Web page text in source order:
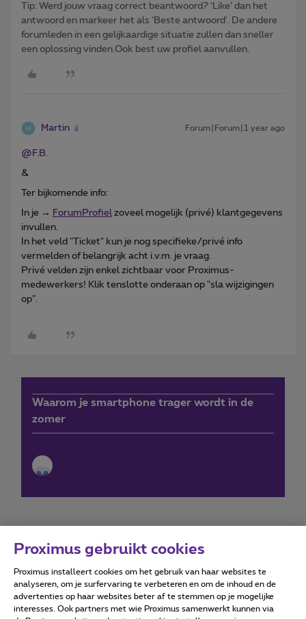
Tip: Werd jouw vraag correct beantwoord? ‘Like’ dan het
antwoord en markeer het als 'Beste antwoord'. De andere
forumleden in een gelijkaardige situatie zullen dan sneller
een oplossing vinden.Ook best uw profiel aanvullen.
Martin Forum|Forum|1 year ago
@F.B.
&
Ter bijkomende info:
In je → ForumProfiel zoveel mogelijk (privé) klantgegevens
invullen.
In het veld "Ticket" kun je nog specifieke/privé info
vermelden of belangrijk acht i.v.m. je vraag.
Privé velden zijn enkel zichtbaar voor Proximus-
medewerkers! Klik tenslotte onderaan op "sla wijzigingen
op".
Waarom je smartphone trager wordt in de
zomer
Forumvoorwaarden Accessibility statement
Proximus gebruikt cookies
Proximus installeert cookies om het gebruik van haar websites te
analyseren, om je surfervaring te verbeteren en om de inhoud en de
advertenties op haar websites beter af te stemmen op je mogelijke
interesses. Ook partners met wie Proximus samenwerkt kunnen via